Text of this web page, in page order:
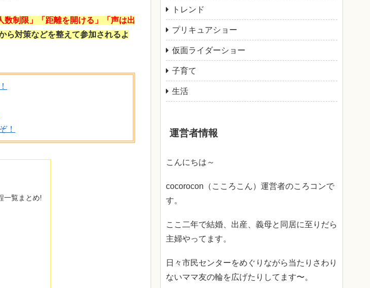
数制限」「距離を開ける」「声は出
ら対策などを整えて参加されるよ
！
一覧まとめ!
トレンド
プリキュアショー
仮面ライダーショー
子育て
生活
運営者情報
こんにちは～
cocorocon（こころこん）運営者のころコンで
す。
ここ二年で結婚、出産、義母と同居に至りだら
主婦やってます。
日々市民センターをめぐりながら当たりさわり
ないママ友の輪を広げたりしてます〜。